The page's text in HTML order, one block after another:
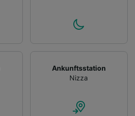
Ankunftsstation
Nizza